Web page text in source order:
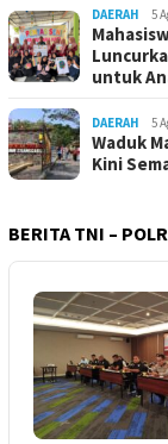
DAERAH 5
untuk
DAERAH 5
Waduk
Kini
BERITA TNI –